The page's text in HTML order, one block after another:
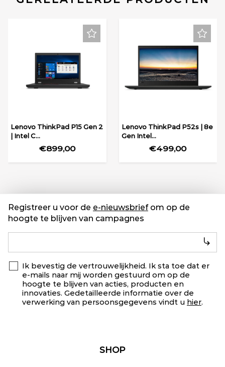
Lenovo ThinkPad P15 Gen 2
| Intel C...
€899,00
Lenovo ThinkPad P52s | 8e
Gen Intel...
€499,00
Registreer u voor de e-nieuwsbriefom op de
hoogte te blijven van campagnes
Ik bevestig de vertrouwelijkheid. Ik sta toe dat er
e-mails naar mij worden gestuurd om op de
hoogte te blijven van acties, producten en
innovaties. Gedetailleerde informatie over de
verwerking van persoonsgegevens vindt u hier.
SHOP